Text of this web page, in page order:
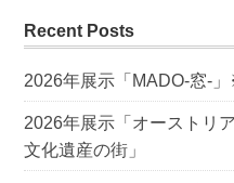
Recent Posts
2026年展示「MADO-窓-
2026年展示「オースト
文化遺産の街」